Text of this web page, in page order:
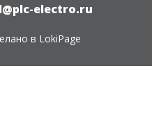
electro.ru
в LokiPage